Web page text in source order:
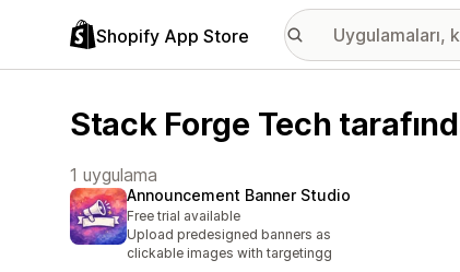
Shopify App Store
Stack Forge Tech
1 uygulama
Announcement Banner Studio
Free trial available
Upload predesigned banners as
clickable images with targetingg